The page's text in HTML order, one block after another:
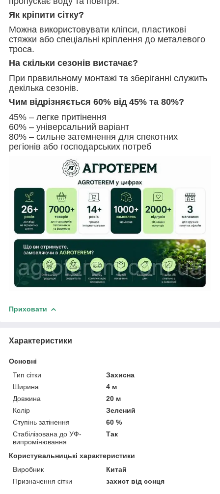
Як кріпити сітку?
Можна використовувати кліпси, пластикові
стяжки або спеціальні кріплення до металевого
троса.
На скільки сезонів вистачає?
При правильному монтажі та зберіганні служить
декілька сезонів.
Чим відрізняється 60% від 45% та 80%?
45% – легке притінення
60% – універсальний варіант
80% – сильне затемнення для спекотних
регіонів або господарських потреб
Приховати
Характеристики
Основні
Тип сітки
Захисна
Ширина
4 м
Довжина
20 м
Колір
Зелений
Ступінь затінення
60 %
Стабілізована до УФ-
випромінювання
Так
Користувальницькі характеристики
Виробник
Китай
Призначення сітки
захист від сонця